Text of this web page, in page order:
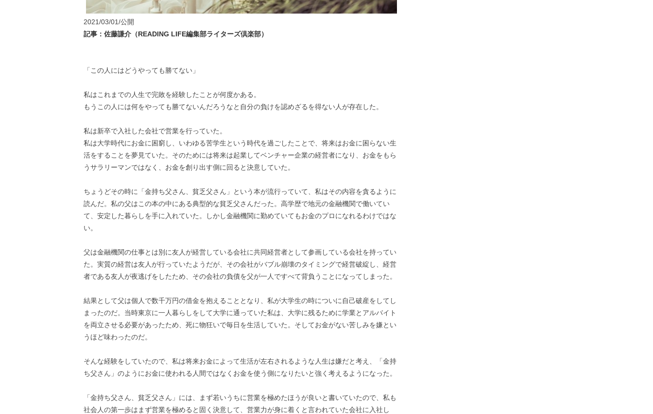
2021/03/01/公開
記事：佐藤謙介（READING LIFE編集部ライターズ倶楽部）
「この人にはどうやっても勝てない」
私はこれまでの人生で完敗を経験したことが何度かある。
もうこの人には何をやっても勝てないんだろうなと自分の負けを認めざるを得ない人が存在した。
私は新卒で入社した会社で営業を行っていた。
私は大学時代にお金に困窮し、いわゆる苦学生という時代を過ごしたことで、将来はお金に困らない生
活をすることを夢見ていた。そのためには将来は起業してベンチャー企業の経営者になり、お金をもら
うサラリーマンではなく、お金を創り出す側に回ると決意していた。
ちょうどその時に「金持ち父さん、貧乏父さん」という本が流行っていて、私はその内容を貪るように
読んだ。私の父はこの本の中にある典型的な貧乏父さんだった。高学歴で地元の金融機関で働いてい
て、安定した暮らしを手に入れていた。しかし金融機関に勤めていてもお金のプロになれるわけではな
い。
父は金融機関の仕事とは別に友人が経営している会社に共同経営者として参画している会社を持ってい
た。実質の経営は友人が行っていたようだが、その会社がバブル崩壊のタイミングで経営破綻し、経営
者である友人が夜逃げをしたため、その会社の負債を父が一人ですべて背負うことになってしまった。
結果として父は個人で数千万円の借金を抱えることとなり、私が大学生の時についに自己破産をしてし
まったのだ。当時東京に一人暮らしをして大学に通っていた私は、大学に残るために学業とアルバイト
を両立させる必要があったため、死に物狂いで毎日を生活していた。そしてお金がない苦しみを嫌とい
うほど味わったのだ。
そんな経験をしていたので、私は将来お金によって生活が左右されるような人生は嫌だと考え、「金持
ち父さん」のようにお金に使われる人間ではなくお金を使う側になりたいと強く考えるようになった。
「金持ち父さん、貧乏父さん」には、まず若いうちに営業を極めたほうが良いと書いていたので、私も
社会人の第一歩はまず営業を極めると固く決意して、営業力が身に着くと言われていた会社に入社し